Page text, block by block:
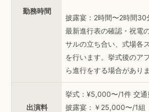
勤務時間
披露宴：2時間〜2時間30
最新進行表の確認・祝電
サルの立ち合い、式場各
を行います。挙式後のア
ら進行をする場合がありま
出演料
挙式：¥5,000〜/1件 交通
披露宴：￥25,000〜/1組